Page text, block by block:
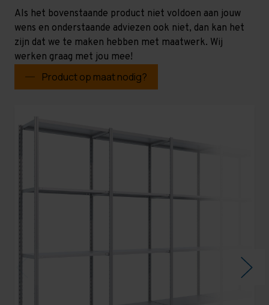
Als het bovenstaande product niet voldoen aan jouw
wens en onderstaande adviezen ook niet, dan kan het
zijn dat we te maken hebben met maatwerk. Wij
werken graag met jou mee!
Product op maat nodig?